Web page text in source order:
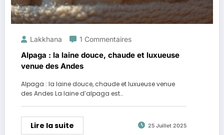
Lakkhana 1 Commentaires
Alpaga : la laine douce, chaude et luxueuse
venue des Andes
Alpaga : la laine douce, chaude et luxueuse venue
des Andes La laine d’alpaga est…
Lire la suite 25 Juillet 2025